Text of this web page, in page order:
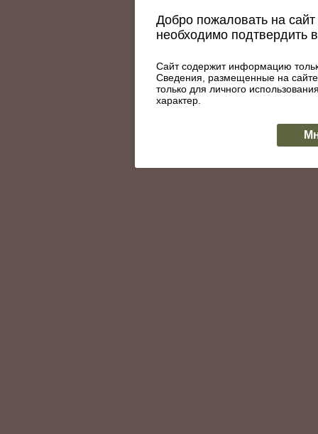
Добро пожаловать на
необходимо подтвердить
Сайт содержит информацию
Сведения, размещенные на
только для личного
характер.